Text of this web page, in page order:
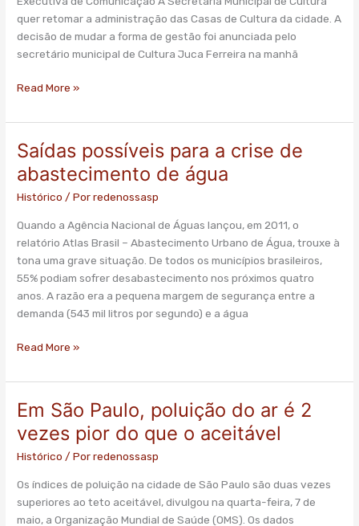
quer retomar a administração das Casas de Cultura da cidade. A
decisão de mudar a forma de gestão foi anunciada pelo
secretário municipal de Cultura Juca Ferreira na manhã
de
Cultura
da
cidade
Read More »
Saídas possíveis para a crise de
abastecimento de água
Histórico / Porredenossasp
Quando a Agência Nacional de Águas lançou, em 2011, o
relatório Atlas Brasil – Abastecimento Urbano de Água, trouxe à
tona uma grave situação. De todos os municípios brasileiros,
55% podiam sofrer desabastecimento nos próximos quatro
anos. A razão era a pequena margem de segurança entre a
demanda (543 mil litros por segundo) e a água
Saídas
possíveis
para
a
água
Read More »
Em São Paulo, poluição do ar é 2
vezes pior do que o aceitável
Histórico / Porredenossasp
Os índices de poluição na cidade de São Paulo são duas vezes
superiores ao teto aceitável, divulgou na quarta-feira, 7 de
maio, a Organização Mundial de Saúde (OMS). Os dados
Em
Paulo,
poluição